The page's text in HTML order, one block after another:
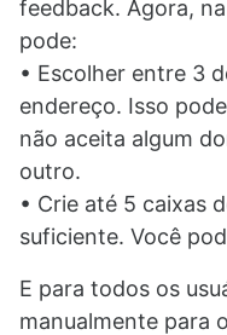
feedback. Agora,
pode:
• Escolher entre 3
endereço. Isso
não aceita algum
outro.
• Crie até 5 caixas
suficiente. Você
E para todos os
manualmente para